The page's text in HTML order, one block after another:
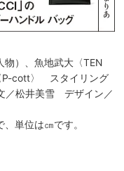
）、魚地武大〈TEN
P-cott〉 スタイリング
／松井美雪 デザイン／
、単位は㎝です。